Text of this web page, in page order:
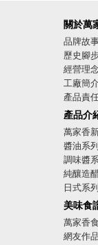
關於萬
品牌故
歷史腳
經營理念
工廠簡介
產品責
廣告影
產品介
萬家香
醬油系列
調味醬
純釀造
日式系列
美味食
萬家香
網友作品